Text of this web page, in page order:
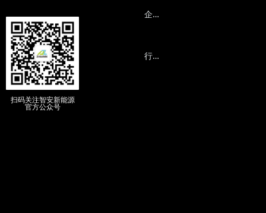
企
业动态
行
业资讯
扫码关注智安新能源
官方公众号